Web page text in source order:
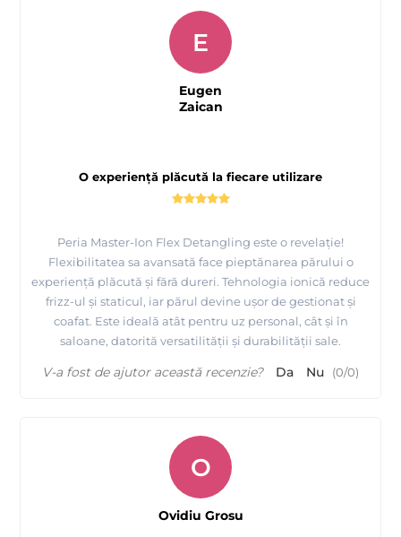
O experiență plăcută la fiecare utilizare
Peria Master-Ion Flex Detangling este o revelație!
Flexibilitatea sa avansată face pieptănarea părului o
experiență plăcută și fără dureri. Tehnologia ionică reduce
frizz-ul și staticul, iar părul devine ușor de gestionat și
coafat. Este ideală atât pentru uz personal, cât și în
saloane, datorită versatilității și durabilității sale.
E
Eugen
Zaican
V-a fost de ajutor această recenzie? Da Nu (0/0)
O
Ovidiu Grosu